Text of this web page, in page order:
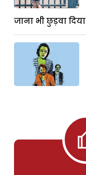
जाना भी छुड़वा दिया